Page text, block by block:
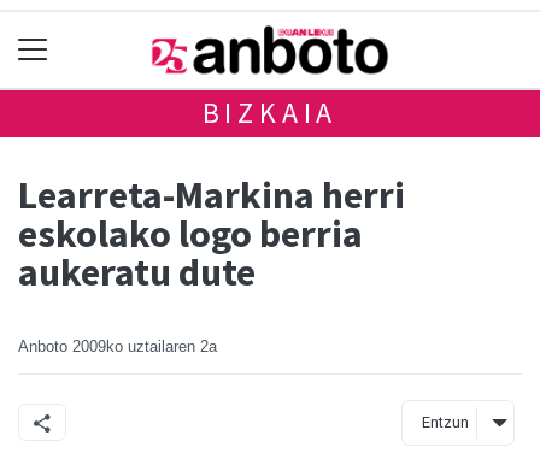
BIZKAIA
Learreta-Markina herri
eskolako logo berria
aukeratu dute
Anboto 2009ko uztailaren 2a
Entzun